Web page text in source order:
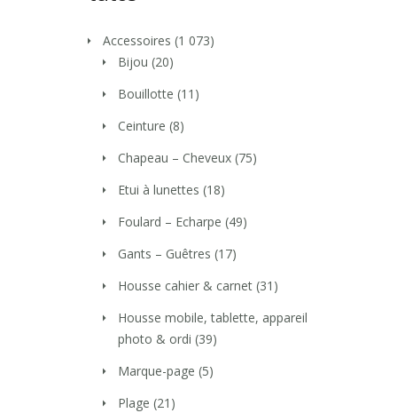
Accessoires (1 073)
Bijou (20)
Bouillotte (11)
Ceinture (8)
Chapeau – Cheveux (75)
Etui à lunettes (18)
Foulard – Echarpe (49)
Gants – Guêtres (17)
Housse cahier & carnet (31)
Housse mobile, tablette, appareil
photo & ordi (39)
Marque-page (5)
Plage (21)